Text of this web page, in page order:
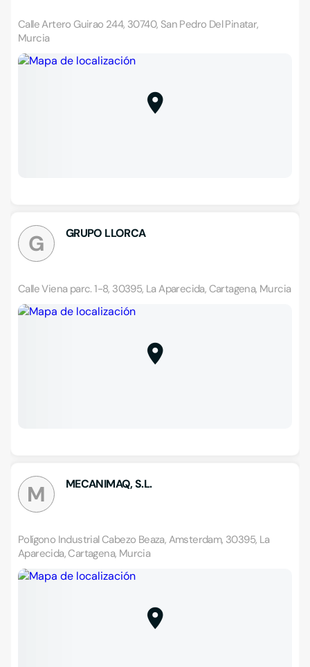
Calle Artero Guirao 244, 30740, San Pedro Del Pinatar,
Murcia
G GRUPO LLORCA
Calle Viena parc. 1-8, 30395, La Aparecida, Cartagena, Murcia
M MECANIMAQ, S.L.
Polígono Industrial Cabezo Beaza, Amsterdam, 30395, La
Aparecida, Cartagena, Murcia